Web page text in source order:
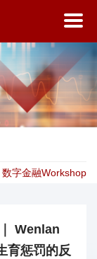
数字金融Workshop
Wenlan
育惩罚的反